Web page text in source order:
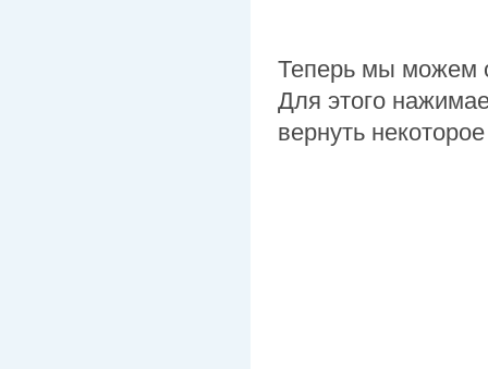
Теперь мы можем
Для этого
вернуть